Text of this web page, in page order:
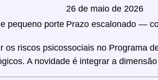
26 de maio de 2026
pequeno porte Prazo escalonado —
os riscos psicossociais no Programa
A novidade é integrar a